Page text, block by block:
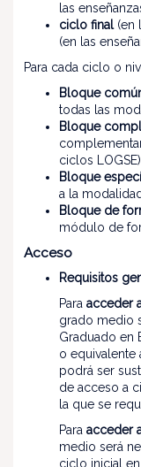
las
ciclo final (en
(en las
Para cada ciclo o
Bloque
todas las
Bloque
ciclos LOGSE)
Bloque
a la
Bloque de
módulo de
Acceso
Requisitos
Para acceder
grado medio
Graduado en
o equivalente
podrá ser
de acceso a
la que se
Para acceder
medio será
ciclo inicial